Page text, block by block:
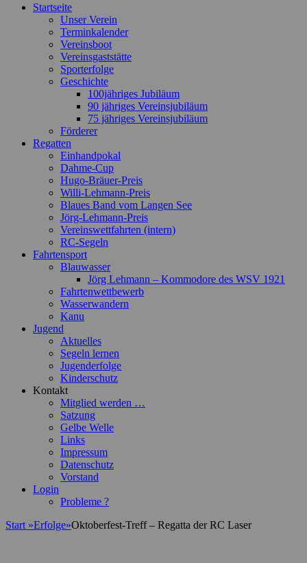
Zum
Startseite
Unser Verein
Terminkalender
Vereinsboot
Vereinsgaststätte
Sporterfolge
Geschichte
100jähriges Jubiläum
90 jähriges Vereinsjubiläum
75 jähriges Vereinsjubiläum
Förderer
Regatten
Einhandpokal
Dahme-Cup
Hugo-Bräuer-Preis
Willi-Lehmann-Preis
Blaues Band vom Langen See
Jörg-Lehmann-Preis
Vereinswettfahrten (intern)
RC-Segeln
Fahrtensport
Blauwasser
Jörg Lehmann – Kommodore des WSV 1921
Fahrtenwettbewerb
Wasserwandern
Kanu
Jugend
Aktuelles
Segeln lernen
Jugenderfolge
Kinderschutz
Kontakt
Mitglied werden …
Satzung
Gelbe Welle
Links
Impressum
Datenschutz
Vorstand
Login
Probleme ?
Start »Erfolge»Oktoberfest-Treff – Regatta der RC Laser